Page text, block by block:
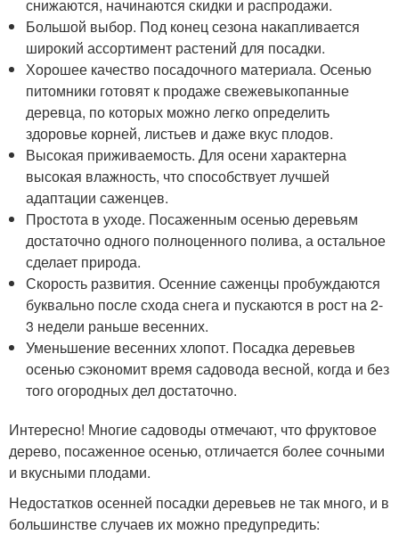
снижаются, начинаются скидки и распродажи.
Большой выбор. Под конец сезона накапливается
широкий ассортимент растений для посадки.
Хорошее качество посадочного материала. Осенью
питомники готовят к продаже свежевыкопанные
деревца, по которых можно легко определить
здоровье корней, листьев и даже вкус плодов.
Высокая приживаемость. Для осени характерна
высокая влажность, что способствует лучшей
адаптации саженцев.
Простота в уходе. Посаженным осенью деревьям
достаточно одного полноценного полива, а остальное
сделает природа.
Скорость развития. Осенние саженцы пробуждаются
буквально после схода снега и пускаются в рост на 2-
3 недели раньше весенних.
Уменьшение весенних хлопот. Посадка деревьев
осенью сэкономит время садовода весной, когда и без
того огородных дел достаточно.
Интересно! Многие садоводы отмечают, что фруктовое
дерево, посаженное осенью, отличается более сочными
и вкусными плодами.
Недостатков осенней посадки деревьев не так много, и в
большинстве случаев их можно предупредить: